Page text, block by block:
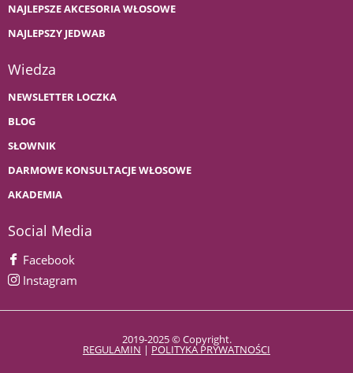
NAJLEPSZE AKCESORIA WŁOSOWE
NAJLEPSZY JEDWAB
Wiedza
NEWSLETTER LOCZKA
BLOG
SŁOWNIK
DARMOWE KONSULTACJE WŁOSOWE
AKADEMIA
Social Media
Facebook
Instagram
2019-2025 © Copyright.
REGULAMIN | POLITYKA PRYWATNOŚCI